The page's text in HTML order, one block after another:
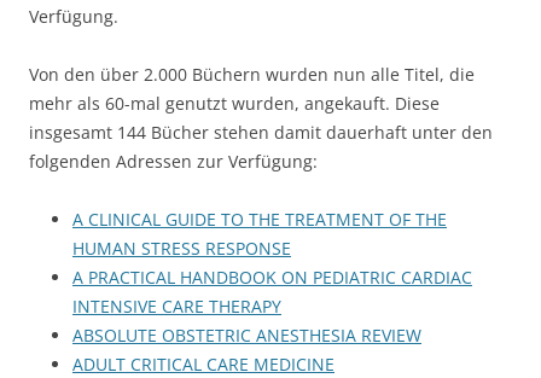
Verfügung.
Von den über 2.000 Büchern wurden nun alle Titel, die
mehr als 60-mal genutzt wurden, angekauft. Diese
insgesamt 144 Bücher stehen damit dauerhaft unter den
folgenden Adressen zur Verfügung:
A CLINICAL GUIDE TO THE TREATMENT OF THE
HUMAN STRESS RESPONSE
A PRACTICAL HANDBOOK ON PEDIATRIC CARDIAC
INTENSIVE CARE THERAPY
ABSOLUTE OBSTETRIC ANESTHESIA REVIEW
ADULT CRITICAL CARE MEDICINE